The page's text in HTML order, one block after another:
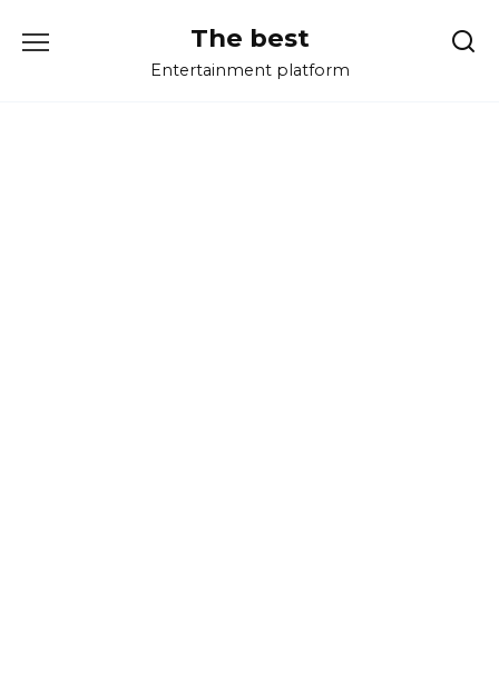
The best
Entertainment platform